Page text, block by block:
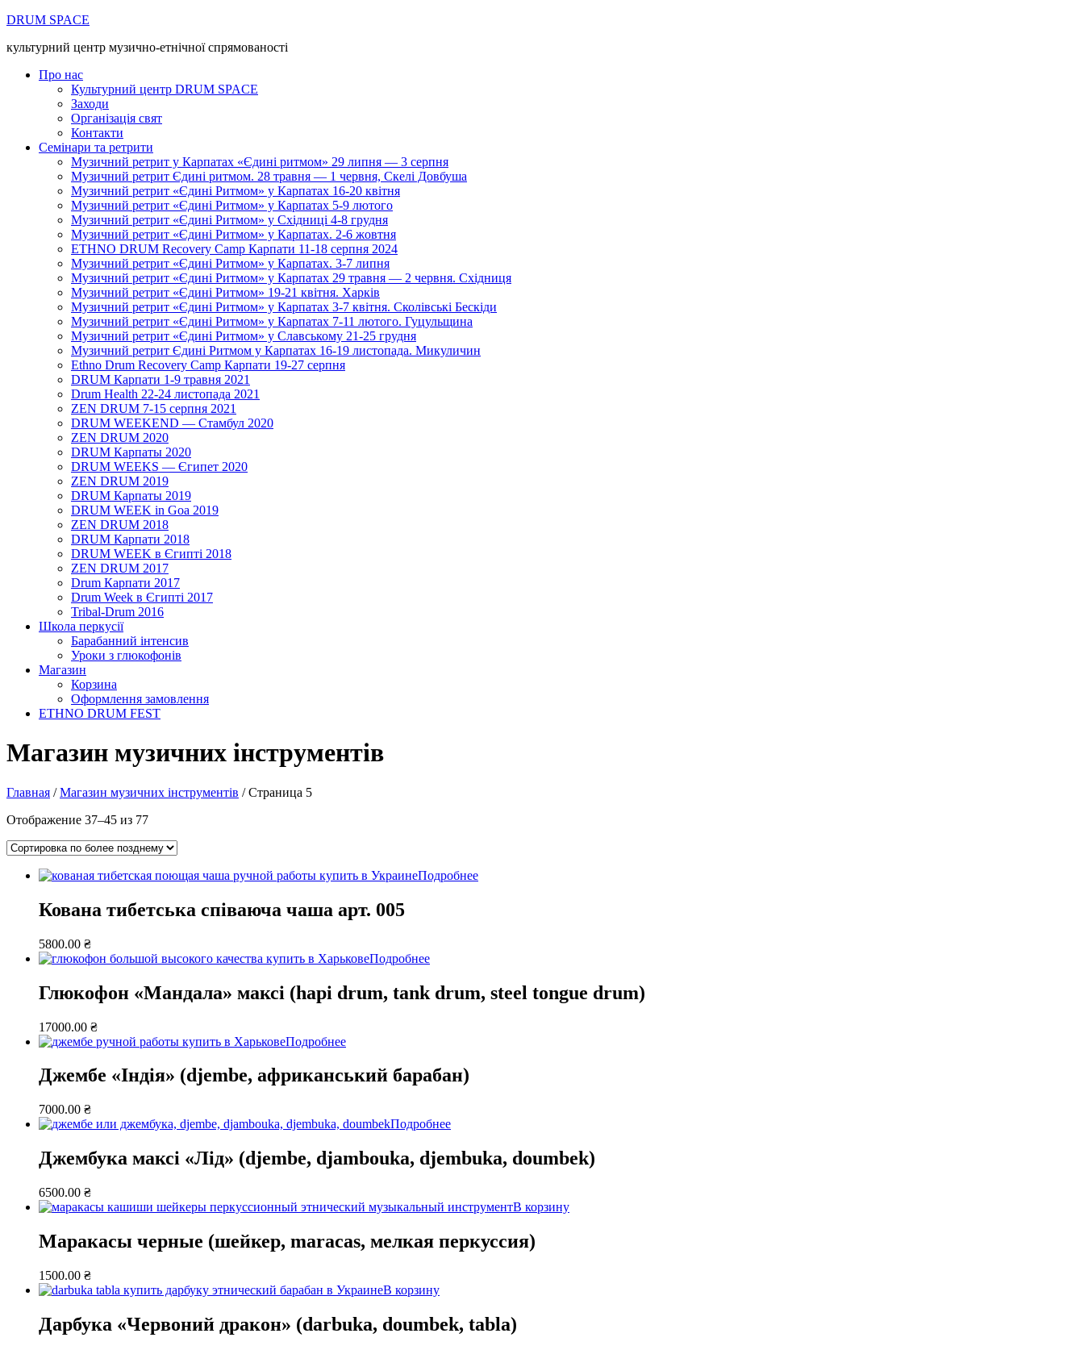
DRUM SPACE
культурний центр музично-етнічної спрямованості
Про нас
Культурний центр DRUM SPACE
Заходи
Організація свят
Контакти
Семінари та ретрити
Музичний ретрит у Карпатах «Єдині ритмом» 29 липня — 3 серпня
Музичний ретрит Єдині ритмом. 28 травня — 1 червня, Скелі Довбуша
Музичний ретрит «Єдині Ритмом» у Карпатах 16-20 квітня
Музичний ретрит «Єдині Ритмом» у Карпатах 5-9 лютого
Музичний ретрит «Єдині Ритмом» у Східниці 4-8 грудня
Музичний ретрит «Єдині Ритмом» у Карпатах. 2-6 жовтня
ETHNO DRUM Recovery Camp Карпати 11-18 серпня 2024
Музичний ретрит «Єдині Ритмом» у Карпатах. 3-7 липня
Музичний ретрит «Єдині Ритмом» у Карпатах 29 травня — 2 червня. Східниця
Музичний ретрит «Єдині Ритмом» 19-21 квітня. Харків
Музичний ретрит «Єдині Ритмом» у Карпатах 3-7 квітня. Сколівські Бескіди
Музичний ретрит «Єдині Ритмом» у Карпатах 7-11 лютого. Гуцульщина
Музичний ретрит «Єдині Ритмом» у Славському 21-25 грудня
Музичний ретрит Єдині Ритмом у Карпатах 16-19 листопада. Микуличин
Ethno Drum Recovery Camp Карпати 19-27 серпня
DRUM Карпати 1-9 травня 2021
Drum Health 22-24 листопада 2021
ZEN DRUM 7-15 серпня 2021
DRUM WEEKEND — Стамбул 2020
ZEN DRUM 2020
DRUM Карпаты 2020
DRUM WEEKS — Єгипет 2020
ZEN DRUM 2019
DRUM Карпаты 2019
DRUM WEEK in Goa 2019
ZEN DRUM 2018
DRUM Карпати 2018
DRUM WEEK в Єгипті 2018
ZEN DRUM 2017
Drum Карпати 2017
Drum Week в Єгипті 2017
Tribal-Drum 2016
Школа перкусії
Барабанний інтенсив
Уроки з глюкофонів
Магазин
Корзина
Оформлення замовлення
ETHNO DRUM FEST
Магазин музичних інструментів
Главная /Магазин музичних інструментів / Страница 5
Отображение 37–45 из 77
Подробнее
Кована тибетська співаюча чаша арт. 005
5800.00 ₴
Подробнее
Глюкофон «Мандала» максі (hapi drum, tank drum, steel tongue drum)
17000.00 ₴
Подробнее
Джембе «Індія» (djembe, африканський барабан)
7000.00 ₴
Подробнее
Джембука максі «Лід» (djembe, djambouka, djembuka, doumbek)
6500.00 ₴
В корзину
Маракасы черные (шейкер, maracas, мелкая перкуссия)
1500.00 ₴
В корзину
Дарбука «Червоний дракон» (darbuka, doumbek, tabla)